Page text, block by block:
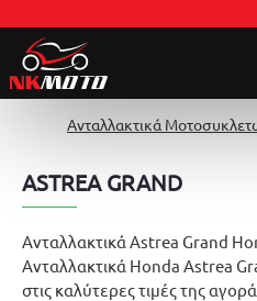
Ανταλλακτικά
ASTREA GRAND
Ανταλλακτικά Astrea Grand
Ανταλλακτικά Honda Astrea
στις καλύτερες τιμές της